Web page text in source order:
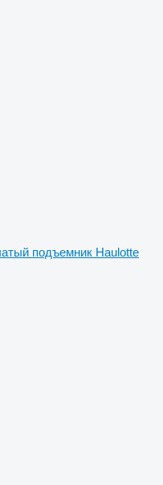
подъемник Haulotte